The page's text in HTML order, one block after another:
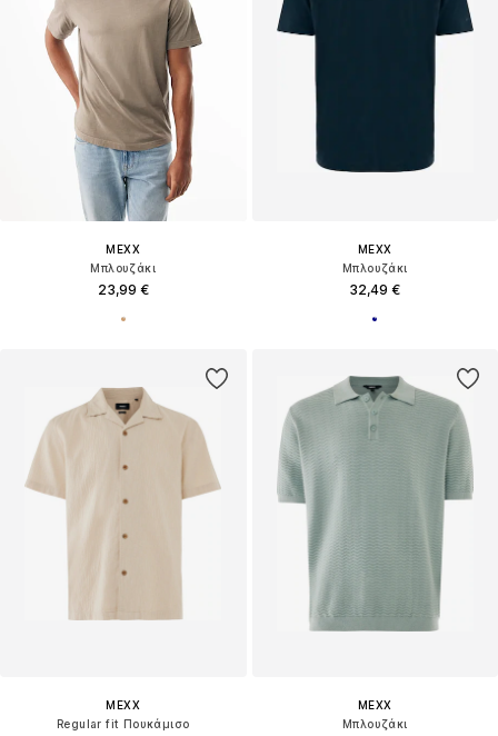
MEXX
Μπλουζάκι
23,99 €
MEXX
Μπλουζάκι
32,49 €
MEXX
Regular fit Πουκάμισο
MEXX
Μπλουζάκι